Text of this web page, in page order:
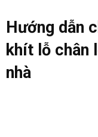
Hướng dẫn
khít lỗ chân
nhà